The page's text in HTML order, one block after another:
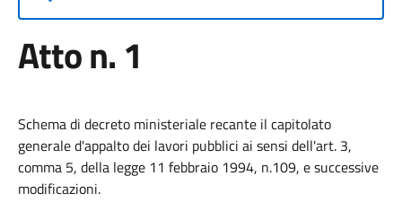
Atto n. 1
Schema di decreto ministeriale recante il capitolato
generale d'appalto dei lavori pubblici ai sensi dell'art. 3,
comma 5, della legge 11 febbraio 1994, n.109, e successive
modificazioni.